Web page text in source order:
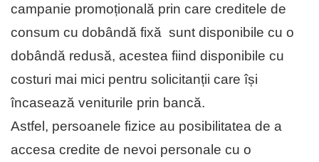
campanie promoțională prin care creditele de
consum cu dobândă fixă sunt disponibile cu o
dobândă redusă, acestea fiind disponibile cu
costuri mai mici pentru solicitanții care își
încasează veniturile prin bancă.
Astfel, persoanele fizice au posibilitatea de a
accesa credite de nevoi personale cu o